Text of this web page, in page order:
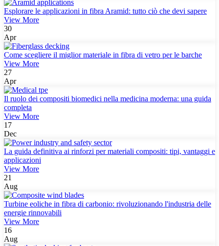
Esplorare le applicazioni in fibra Aramid: tutto ciò che devi sapere
View More
30
Apr
Come scegliere il miglior materiale in fibra di vetro per le barche
View More
27
Apr
Il ruolo dei compositi biomedici nella medicina moderna: una guida
completa
View More
17
Dec
La guida definitiva ai rinforzi per materiali compositi: tipi, vantaggi e
applicazioni
View More
21
Aug
Turbine eoliche in fibra di carbonio: rivoluzionando l'industria delle
energie rinnovabili
View More
16
Aug